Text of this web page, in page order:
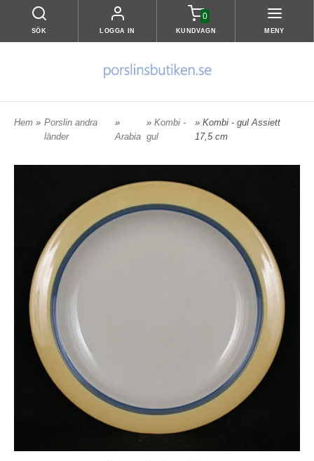
SÖK LOGGA IN
0
KUNDVAGN MENY
Hem » Porslin andra
länder
»
Arabia
»Kombi -
gul
» Kombi - gul Assiett
17,5 cm